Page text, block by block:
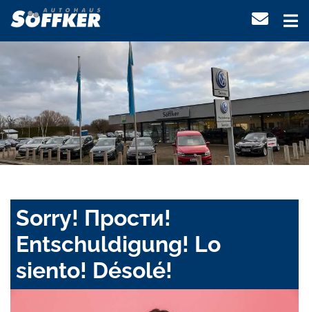
Sorry! Прости!
Entschuldigung! Lo
siento! Désolé!